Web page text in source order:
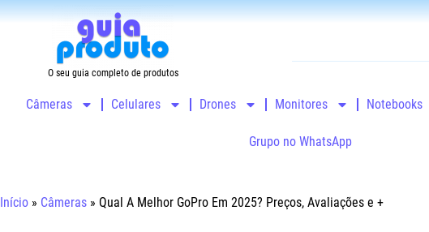
O seu guia completo de produtos
Câmeras Celulares Drones Monitores Notebooks
Grupo no WhatsApp
Início » Câmeras » Qual A Melhor GoPro Em 2025? Preços, Avaliações e +